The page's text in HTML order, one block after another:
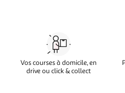
Vos courses à domicile, en
drive ou click & collect